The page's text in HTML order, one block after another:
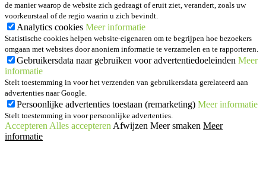
de manier waarop de website zich gedraagt of eruit ziet, verandert, zoals uw
voorkeurstaal of de regio waarin u zich bevindt.
Analytics cookies Meer informatie
Statistische cookies helpen website-eigenaren om te begrijpen hoe bezoekers
omgaan met websites door anoniem informatie te verzamelen en te rapporteren.
Gebruikersdata naar gebruiken voor advertentiedoeleinden Meer
informatie
Stelt toestemming in voor het verzenden van gebruikersdata gerelateerd aan
advertenties naar Google.
Persoonlijke advertenties toestaan (remarketing) Meer informatie
Stelt toestemming in voor persoonlijke advertenties.
Accepteren Alles accepteren Afwijzen Meer smaken Meer
informatie